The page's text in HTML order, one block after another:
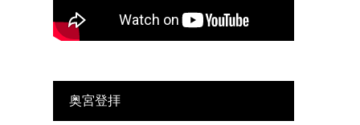
奥宮登拝